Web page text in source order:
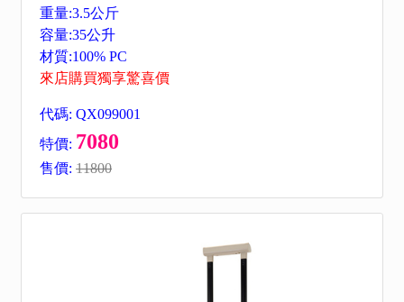
重量:3.5公斤
容量:35公升
材質:100% PC
來店購買獨享驚喜價
代碼: QX099001
特價: 7080
售價: 11800